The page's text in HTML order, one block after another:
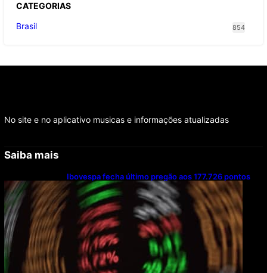
CATEGORIAS
Brasil
854
No site e no aplicativo musicas e informações atualizadas
Saiba mais
Ibovespa fecha último pregão aos 177.726 pontos